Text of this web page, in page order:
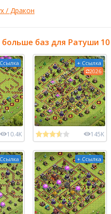
/ Дракон
баз для Ратуши 10
10.4K
+ Ссылка
2026
145K
+ Ссылка